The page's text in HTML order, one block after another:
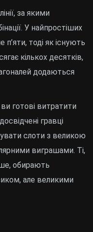
за якими
У найпростіших
п’яти, тоді як існують
кількох десятків,
додаються
готові витратити
гравці
слоти з великою
виграшами. Ті,
обирають
але великими